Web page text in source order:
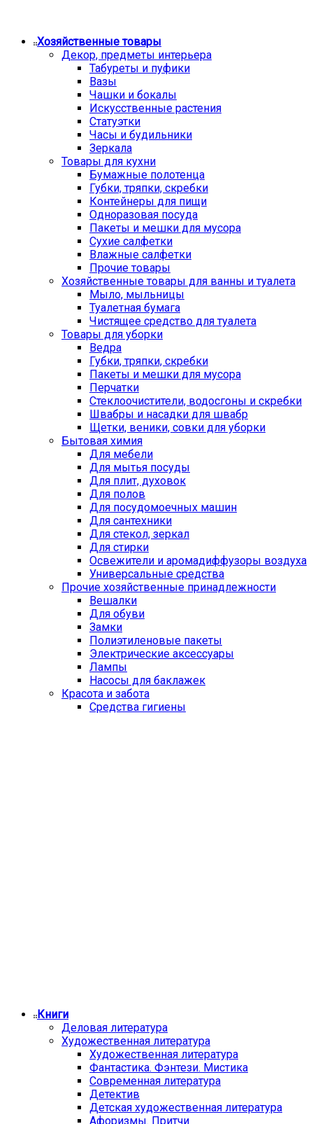
Хозяйственные товары
Декор, предметы интерьера
Табуреты и пуфики
Вазы
Чашки и бокалы
Искусственные растения
Статуэтки
Часы и будильники
Зеркала
Товары для кухни
Бумажные полотенца
Губки, тряпки, скребки
Контейнеры для пищи
Одноразовая посуда
Пакеты и мешки для мусора
Сухие салфетки
Влажные салфетки
Прочие товары
Хозяйственные товары для ванны и туалета
Мыло, мыльницы
Туалетная бумага
Чистящее средство для туалета
Товары для уборки
Ведра
Губки, тряпки, скребки
Пакеты и мешки для мусора
Перчатки
Стеклоочистители, водосгоны и скребки
Швабры и насадки для швабр
Щетки, веники, совки для уборки
Бытовая химия
Для мебели
Для мытья посуды
Для плит, духовок
Для полов
Для посудомоечных машин
Для сантехники
Для стекол, зеркал
Для стирки
Освежители и аромадиффузоры воздуха
Универсальные средства
Прочие хозяйственные принадлежности
Вешалки
Для обуви
Замки
Полиэтиленовые пакеты
Электрические аксессуары
Лампы
Насосы для баклажек
Красота и забота
Средства гигиены
Книги
Деловая литература
Художественная литература
Художественная литература
Фантастика. Фэнтези. Мистика
Современная литература
Детектив
Детская художественная литература
Афоризмы. Притчи